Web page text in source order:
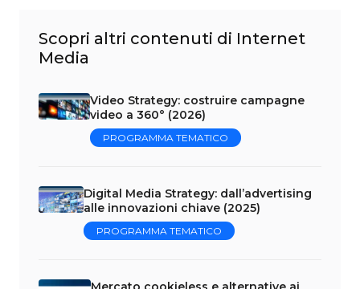
Scopri altri contenuti di Internet
Media
Video Strategy: costruire campagne
video a 360° (2026)
PROGRAMMA TEMATICO
Digital Media Strategy: dall’advertising
alle innovazioni chiave (2025)
PROGRAMMA TEMATICO